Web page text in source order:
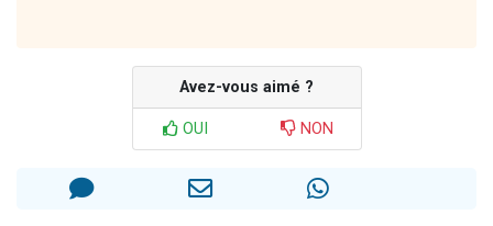
Avez-vous aimé ?
OUI NON